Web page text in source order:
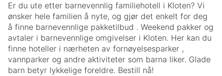
Er du ute etter barnevennlig familiehotell i Kloten? Vi
ønsker hele familien å nyte, og gjør det enkelt for deg
å finne barnevennlige pakketilbud . Weekend pakker og
avtaler i barnevennlige omgivelser i Kloten. Her kan du
finne hoteller i nærheten av fornøyelsesparker ,
vannparker og andre aktiviteter som barna liker. Glade
barn betyr lykkelige foreldre. Bestill nå!